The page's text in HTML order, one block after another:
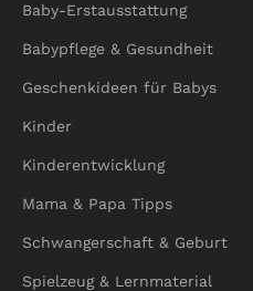
Baby-Erstausstattung
Babypflege & Gesundheit
Geschenkideen für Babys
Kinder
Kinderentwicklung
Mama & Papa Tipps
Schwangerschaft & Geburt
Spielzeug & Lernmaterial